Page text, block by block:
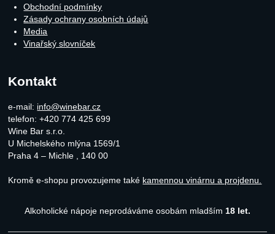
Obchodní podmínky
Zásady ochrany osobních údajů
Media
Vinařský slovníček
Kontakt
e-mail: info@winebar.cz
telefon: +420 774 425 699
Wine Bar s.r.o.
U Michelského mlýna 1569/1
Praha 4 – Michle
140 00
Kromě e-shopu provozujeme také kamennou vinárnu a projdenu.
Alkoholické nápoje neprodáváme osobám mladším 18 let.